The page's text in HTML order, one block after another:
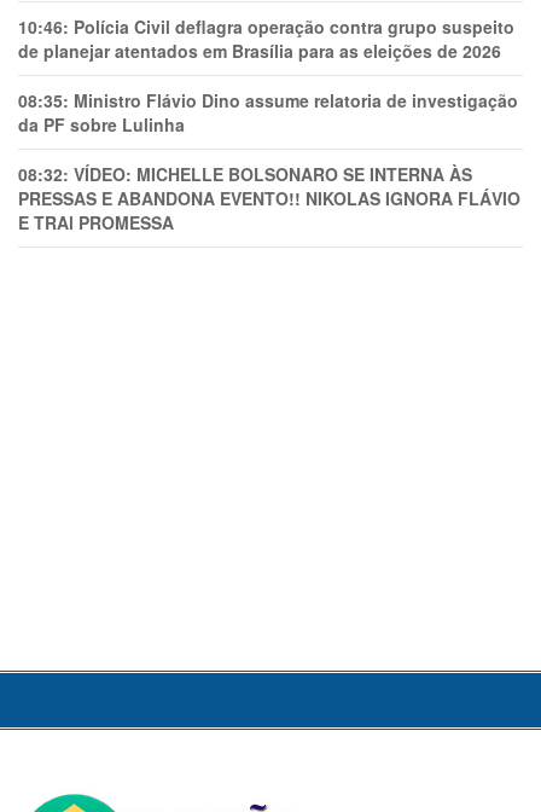
10:46: Polícia Civil deflagra operação contra grupo suspeito
de planejar atentados em Brasília para as eleições de 2026
08:35: Ministro Flávio Dino assume relatoria de investigação
da PF sobre Lulinha
08:32: VÍDEO: MICHELLE BOLSONARO SE INTERNA ÀS
PRESSAS E ABANDONA EVENTO!! NIKOLAS IGNORA FLÁVIO
E TRAl PROMESSA